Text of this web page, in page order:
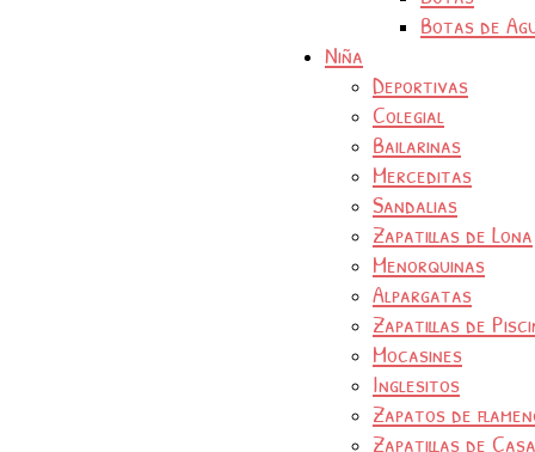
Botas de
Niña
Deportivas
Colegial
Bailarinas
Merceditas
Sandalias
Zapatillas de Lona
Menorquinas
Alpargatas
Zapatillas de
Mocasines
Inglesitos
Zapatos de
Zapatillas de Casa